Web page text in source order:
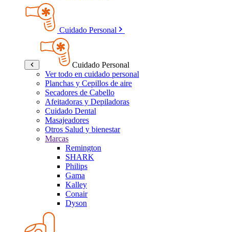
Cuidado Personal
Cuidado Personal
Ver todo en cuidado personal
Planchas y Cepillos de aire
Secadores de Cabello
Afeitadoras y Depiladoras
Cuidado Dental
Masajeadores
Otros Salud y bienestar
Marcas
Remington
SHARK
Philips
Gama
Kalley
Conair
Dyson